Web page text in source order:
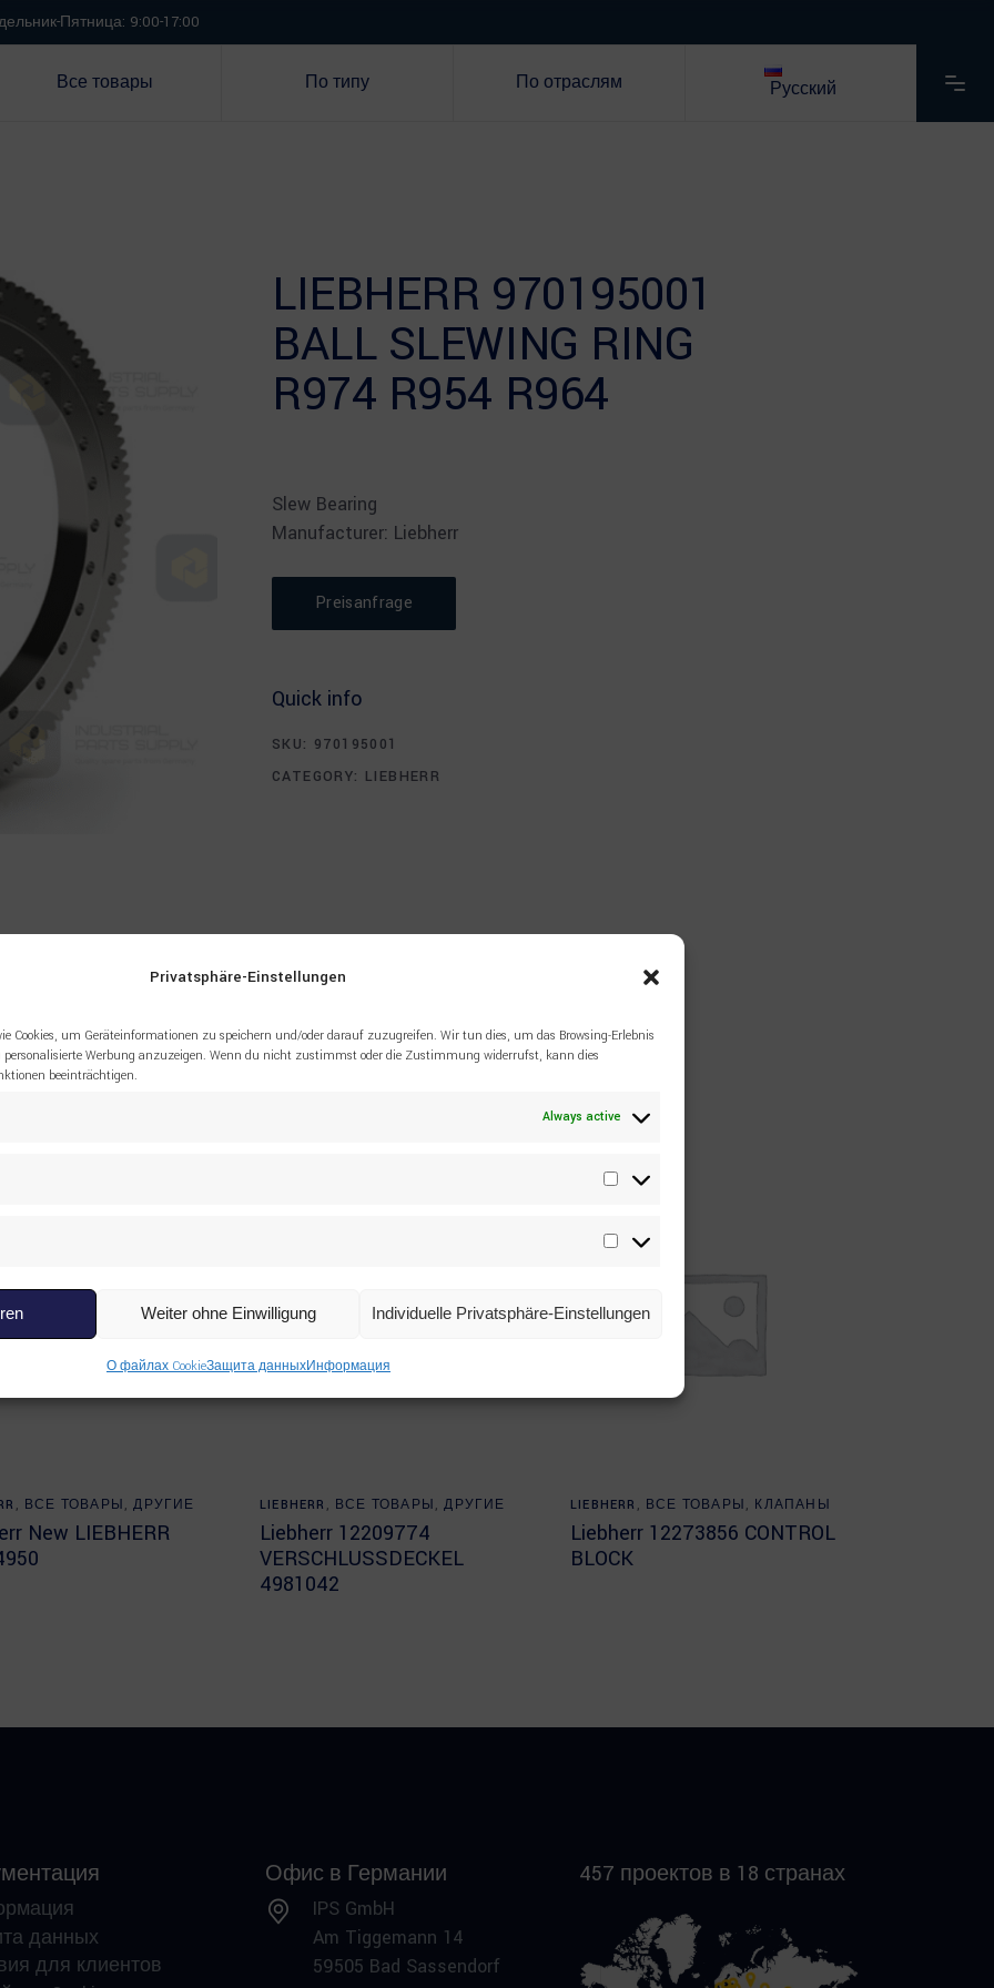
Privatsphäre-Einstellungen
Cookies, um Geräteinformationen zu speichern und/oder darauf zuzugreifen. Wir tun dies, um das Browsing-Erlebnis
Werbung anzuzeigen. Wenn du nicht zustimmst oder die Zustimmung widerrufst, kann dies
beeinträchtigen.
Always active
Statistiken
Marketing
Weiter ohne Einwilligung Individuelle Privatsphäre-Einstellungen
О файлах CookieЗащита данныхИнформация
Пятница: 9:00-17:00
Все товары По типу По отраслям Русский
LIEBHERR 970195001
BALL SLEWING RING
R974 R954 R964
Slew Bearing
Manufacturer: Liebherr
Preisanfrage
Quick info
SKU: 970195001
CATEGORY: LIEBHERR
Read more
, ВСЕ ТОВАРЫ ,ДРУГИЕ
New LIEBHERR
Read more
LIEBHERR , ВСЕ ТОВАРЫ ,ДРУГИЕ
Liebherr 12209774
VERSCHLUSSDECKEL
4981042
Read more
LIEBHERR , ВСЕ ТОВАРЫ , КЛАПАНЫ
Liebherr 12273856 CONTROL
BLOCK
данных
для клиентов
Офис в Германии
IPS GmbH
Am Tiggemann 14
59505 Bad Sassendorf
457 проектов в 18 странах